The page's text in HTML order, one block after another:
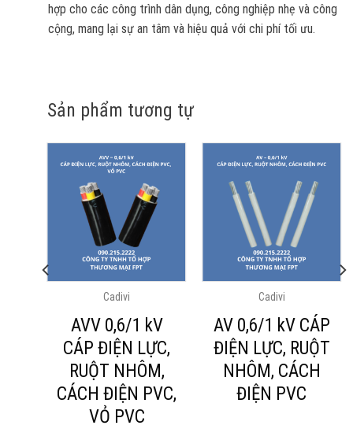
hợp cho các công trình dân dụng, công nghiệp nhẹ và công
cộng, mang lại sự an tâm và hiệu quả với chi phí tối ưu.
Sản phẩm tương tự
Cadivi
AVV 0,6/1 kV
CÁP ĐIỆN LỰC,
RUỘT NHÔM,
CÁCH ĐIỆN PVC,
VỎ PVC
Cadivi
AV ­0,6/1 kV CÁP
ĐIỆN LỰC, RUỘT
NHÔM, CÁCH
ĐIỆN PVC